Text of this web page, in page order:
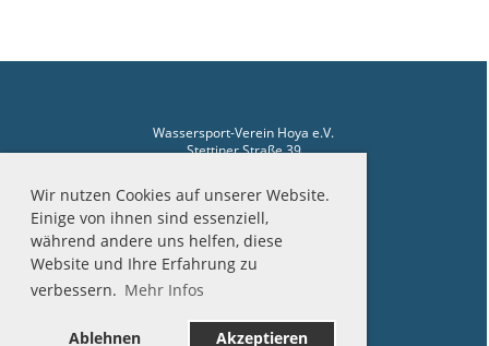
Wir nutzen Cookies auf unserer Website.
Einige von ihnen sind essenziell,
während andere uns helfen, diese
Website und Ihre Erfahrung zu
verbessern. Mehr Infos
Ablehnen Akzeptieren
Wassersport-Verein Hoya e.V.
Stettiner Straße 39
Telefon Hafenmeister: 04251-2510
Impressum